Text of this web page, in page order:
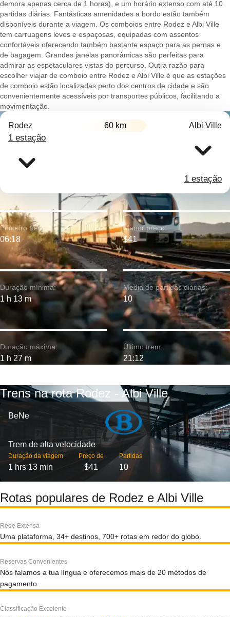
demora apenas cerca de 1 horas), e um horário extenso com até 10
partidas diárias. Fantásticas amenidades a bordo estão também
disponíveis durante a viagem. Os comboios entre Rodez e Albi Ville
tem carruagens leves e espaçosas, equipadas com assentos
confortáveis oferecendo também bastante espaço para as pernas e
de bagagem. Grandes janelas panorâmicas são perfeitas para
admirar as espetaculares vistas do percurso. Outra razão para
escolher viajar de comboio entre Rodez e Albi Ville é que as estações
de comboio estão localizadas perto dos centros de cidade e são
convenientemente acessíveis por transportes públicos, facilitando a
movimentação.
Rodez 60 km Albi Ville
1 estação
1 estação
Duração mínima:
1 h 13 m
Primeiro trem:
06:18
Duração máxima:
1 h 27 m
Menor preço:
$41
Média de partidas diárias:
10
Último trem:
21:12
Trens na rota Rodez - Albi Ville
BeNe
Trem de alta velocidade
Duração da viagem
1 hrs 13 min
Preço de
$41
Partidas
10
Rotas populares de Rodez e Albi Ville
Rede Extensa
Uma plataforma, 34+ destinos, 700+ rotas em redor do globo.
Reservas Convenientes
Nós falamos a tua língua e oferecemos mais de 20 métodos de
pagamento.
Classificação Excelente